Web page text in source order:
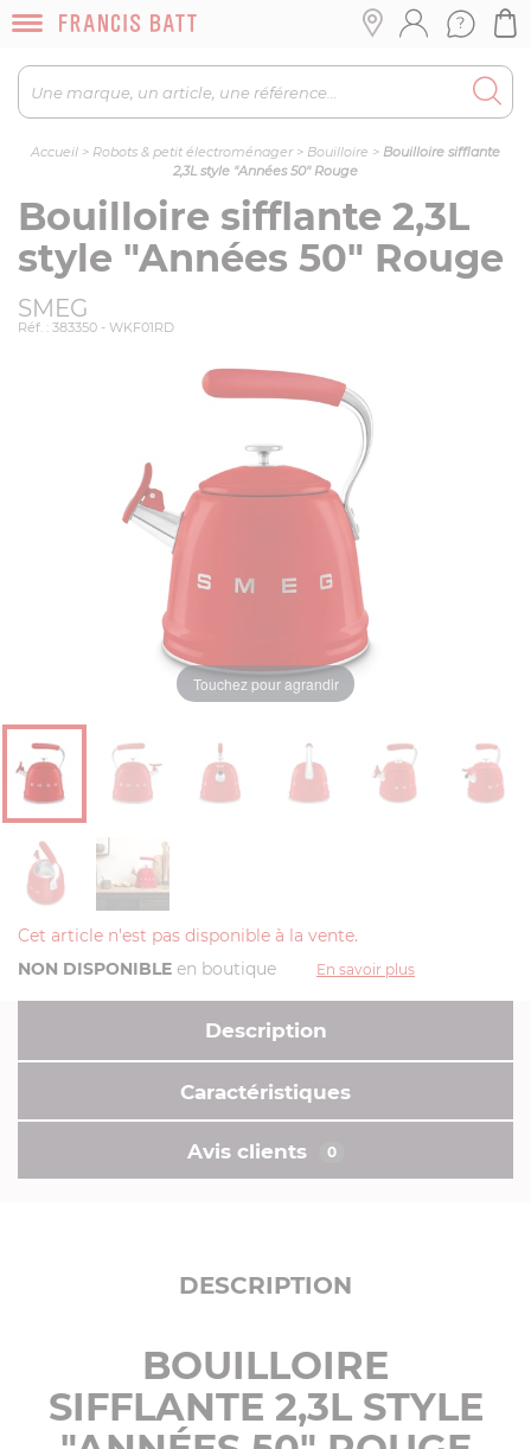
Accueil > Robots & petit électroménager> Bouilloire > Bouilloire sifflante
2,3L style "Années 50" Rouge
Bouilloire sifflante 2,3L
style "Années 50" Rouge
SMEG
Réf. : 383350 - WKF01RD
Touchez pour agrandir
Cet article n'est pas disponible à la vente.
NON DISPONIBLE en boutique En savoir plus
Description
Caractéristiques
Avis clients 0
DESCRIPTION
BOUILLOIRE
SIFFLANTE 2,3L STYLE